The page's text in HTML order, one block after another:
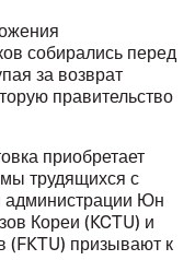
собирались перед
за возврат
правительство
приобретает
трудящихся с
администрации Юн
Кореи (KCTU) и
(FKTU) призывают к